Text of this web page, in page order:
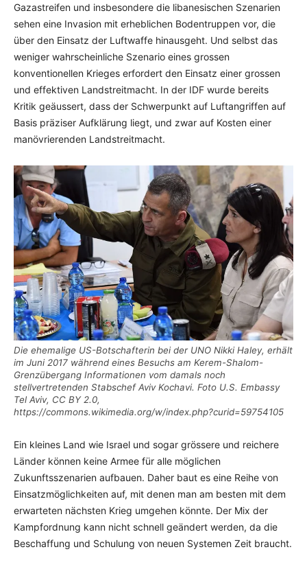
Gazastreifen und insbesondere die libanesischen Szenarien
sehen eine Invasion mit erheblichen Bodentruppen vor, die
über den Einsatz der Luftwaffe hinausgeht. Und selbst das
weniger wahrscheinliche Szenario eines grossen
konventionellen Krieges erfordert den Einsatz einer grossen
und effektiven Landstreitmacht. In der IDF wurde bereits
Kritik geäussert, dass der Schwerpunkt auf Luftangriffen auf
Basis präziser Aufklärung liegt, und zwar auf Kosten einer
manövrierenden Landstreitmacht.
Die ehemalige US-Botschafterin bei der UNO Nikki Haley, erhält
im Juni 2017 während eines Besuchs am Kerem-Shalom-
Grenzübergang Informationen vom damals noch
stellvertretenden Stabschef Aviv Kochavi. Foto U.S. Embassy
Tel Aviv, CC BY 2.0,
https://commons.wikimedia.org/w/index.php?curid=59754105
Ein kleines Land wie Israel und sogar grössere und reichere
Länder können keine Armee für alle möglichen
Zukunftsszenarien aufbauen. Daher baut es eine Reihe von
Einsatzmöglichkeiten auf, mit denen man am besten mit dem
erwarteten nächsten Krieg umgehen könnte. Der Mix der
Kampfordnung kann nicht schnell geändert werden, da die
Beschaffung und Schulung von neuen Systemen Zeit braucht.